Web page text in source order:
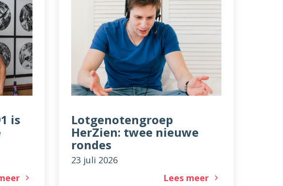
is Lotgenotengroep
HerZien: twee nieuwe
rondes
23 juli 2026
Lees meer